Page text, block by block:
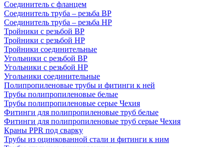
Соединитель с фланцем
Соединитель труба – резьба ВР
Соединитель труба – резьба НР
Тройники с резьбой ВР
Тройники с резьбой НР
Тройники соединительные
Угольники с резьбой ВР
Угольники с резьбой НР
Угольники соединительные
Полипропиленовые трубы и фитинги к ней
Трубы полипропиленовые белые
Трубы полипропиленовые серые Чехия
Фитинги для полипропиленовые труб белые
Фитинги для полипропиленовые труб серые Чехия
Краны PPR под сварку
Трубы из оцинкованной стали и фитинги к ним